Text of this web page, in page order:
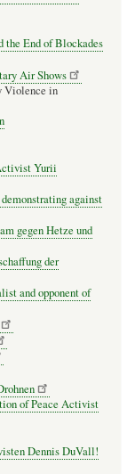
the End of Blockades
Air Shows
Violence in
Yurii
against
gegen Hetze und
der
and opponent of
of Peace Activist
Dennis DuVall!